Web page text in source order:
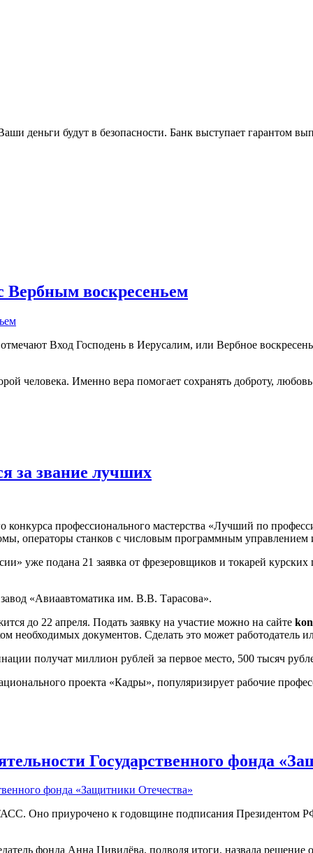
деньги будут в безопасности. Банк выступает гарантом
Вербным воскресеньем
Вход Господень в Иерусалим, или Вербное
человека. Именно вера помогает сохранять доброту,
за звание лучших
конкурса профессионального мастерства «Лучший по
операторы станков с числовым программным управлением
уже подана 21 заявка от фрезеровщиков и токарей
«Авиаавтоматика им. В.В. Тарасова».
до 22 апреля. Подать заявку на участие можно на сайте
необходимых документов. Сделать это может работодатель
получат миллион рублей за первое место, 500 тысяч
проекта «Кадры», популяризирует рабочие
Государственного фонда
Оно приурочено к годовщине подписания Президентом
фонда Анна Цивилёва, подводя итоги, назвала